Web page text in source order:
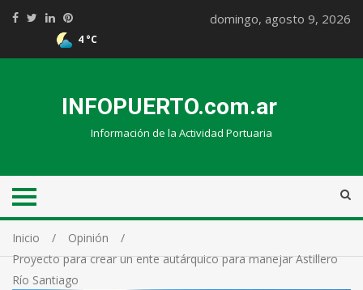
4 °C
domingo, agosto 9, 2026
INFOPUERTO.com.ar
Información de la Actividad Portuaria
Inicio
Opinión
Proyecto para crear un ente autárquico para manejar Astillero
Río Santiago